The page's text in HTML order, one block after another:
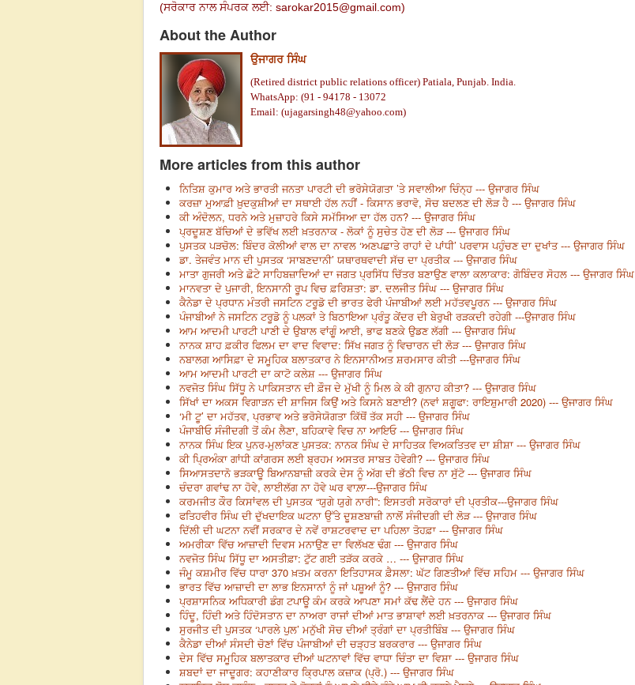
(ਸਰੋਕਾਰ ਨਾਲ ਸੰਪਰਕ ਲਈ: sarokar2015@gmail.com)
About the Author
ਉਜਾਗਰ ਸਿੰਘ
(Retired district public relations officer) Patiala, Punjab. India.
WhatsApp: (91 - 94178 - 13072
Email: (ujagarsingh48@yahoo.com)
More articles from this author
ਨਿਤਿਸ਼ ਕੁਮਾਰ ਅਤੇ ਭਾਰਤੀ ਜਨਤਾ ਪਾਰਟੀ ਦੀ ਭਰੋਸੇਯੋਗਤਾ ’ਤੇ ਸਵਾਲੀਆ ਚਿੰਨ੍ਹ --- ਉਜਾਗਰ ਸਿੰਘ
ਕਰਜ਼ਾ ਮੁਆਫ਼ੀ ਖ਼ੁਦਕੁਸ਼ੀਆਂ ਦਾ ਸਥਾਈ ਹੱਲ ਨਹੀਂ - ਕਿਸਾਨ ਭਰਾਵੋ, ਸੋਚ ਬਦਲਣ ਦੀ ਲੋੜ ਹੈ --- ਉਜਾਗਰ ਸਿੰਘ
ਕੀ ਅੰਦੋਲਨ, ਧਰਨੇ ਅਤੇ ਮੁਜ਼ਾਹਰੇ ਕਿਸੇ ਸਮੱਸਿਆ ਦਾ ਹੱਲ ਹਨ? --- ਉਜਾਗਰ ਸਿੰਘ
ਪ੍ਰਦੂਸ਼ਣ ਬੱਚਿਆਂ ਦੇ ਭਵਿੱਖ ਲਈ ਖ਼ਤਰਨਾਕ - ਲੋਕਾਂ ਨੂੰ ਸੁਚੇਤ ਹੋਣ ਦੀ ਲੋੜ --- ਉਜਾਗਰ ਸਿੰਘ
ਪੁਸਤਕ ਪੜਚੋਲ: ਬਿੰਦਰ ਕੋਲੀਆਂ ਵਾਲ ਦਾ ਨਾਵਲ ‘ਅਣਪਛਾਤੇ ਰਾਹਾਂ ਦੇ ਪਾਂਧੀ’ ਪਰਵਾਸ ਪਹੁੰਚਣ ਦਾ ਦੁਖਾਂਤ --- ਉਜਾਗਰ ਸਿੰਘ
ਡਾ. ਤੇਜਵੰਤ ਮਾਨ ਦੀ ਪੁਸਤਕ ‘ਸਾਬਣਦਾਨੀ’ ਯਥਾਰਥਵਾਦੀ ਸੱਚ ਦਾ ਪ੍ਰਤੀਕ --- ਉਜਾਗਰ ਸਿੰਘ
ਮਾਤਾ ਗੁਜਰੀ ਅਤੇ ਛੋਟੇ ਸਾਹਿਬਜ਼ਾਦਿਆਂ ਦਾ ਜਗਤ ਪ੍ਰਸਿੱਧ ਚਿੱਤਰ ਬਣਾਉਣ ਵਾਲਾ ਕਲਾਕਾਰ: ਗੋਬਿੰਦਰ ਸੋਹਲ --- ਉਜਾਗਰ ਸਿੰਘ
ਮਾਨਵਤਾ ਦੇ ਪੁਜਾਰੀ, ਇਨਸਾਨੀ ਰੂਪ ਵਿਚ ਫ਼ਰਿਸ਼ਤਾ: ਡਾ. ਦਲਜੀਤ ਸਿੰਘ --- ਉਜਾਗਰ ਸਿੰਘ
ਕੈਨੇਡਾ ਦੇ ਪ੍ਰਧਾਨ ਮੰਤਰੀ ਜਸਟਿਨ ਟਰੂਡੋ ਦੀ ਭਾਰਤ ਫੇਰੀ ਪੰਜਾਬੀਆਂ ਲਈ ਮਹੱਤਵਪੂਰਨ --- ਉਜਾਗਰ ਸਿੰਘ
ਪੰਜਾਬੀਆਂ ਨੇ ਜਸਟਿਨ ਟਰੂਡੋ ਨੂੰ ਪਲਕਾਂ ਤੇ ਬਿਠਾਇਆ ਪ੍ਰੰਤੂ ਕੇਂਦਰ ਦੀ ਬੇਰੁਖੀ ਰੜਕਦੀ ਰਹੇਗੀ ---ਉਜਾਗਰ ਸਿੰਘ
ਆਮ ਆਦਮੀ ਪਾਰਟੀ ਪਾਣੀ ਦੇ ਉਬਾਲ ਵਾਂਗੂੰ ਆਈ, ਭਾਫ ਬਣਕੇ ਉਡਣ ਲੱਗੀ --- ਉਜਾਗਰ ਸਿੰਘ
ਨਾਨਕ ਸ਼ਾਹ ਫ਼ਕੀਰ ਫਿਲਮ ਦਾ ਵਾਦ ਵਿਵਾਦ: ਸਿੱਖ ਜਗਤ ਨੂੰ ਵਿਚਾਰਨ ਦੀ ਲੋੜ --- ਉਜਾਗਰ ਸਿੰਘ
ਨਬਾਲਗ ਆਸਿਫ਼ਾ ਦੇ ਸਮੂਹਿਕ ਬਲਾਤਕਾਰ ਨੇ ਇਨਸਾਨੀਅਤ ਸ਼ਰਮਸਾਰ ਕੀਤੀ ---ਉਜਾਗਰ ਸਿੰਘ
ਆਮ ਆਦਮੀ ਪਾਰਟੀ ਦਾ ਕਾਟੋ ਕਲੇਸ਼ --- ਉਜਾਗਰ ਸਿੰਘ
ਨਵਜੋਤ ਸਿੰਘ ਸਿੱਧੂ ਨੇ ਪਾਕਿਸਤਾਨ ਦੀ ਫ਼ੌਜ ਦੇ ਮੁੱਖੀ ਨੂੰ ਮਿਲ ਕੇ ਕੀ ਗੁਨਾਹ ਕੀਤਾ? --- ਉਜਾਗਰ ਸਿੰਘ
ਸਿੱਖਾਂ ਦਾ ਅਕਸ ਵਿਗਾੜਨ ਦੀ ਸ਼ਾਜਿਸ ਕਿਉਂ ਅਤੇ ਕਿਸਨੇ ਬਣਾਈ? (ਨਵਾਂ ਸ਼ਗੂਫਾ: ਰਾਇਸ਼ੁਮਾਰੀ 2020) --- ਉਜਾਗਰ ਸਿੰਘ
‘ਮੀ ਟੂ’ ਦਾ ਮਹੱਤਵ, ਪ੍ਰਭਾਵ ਅਤੇ ਭਰੋਸੇਯੋਗਤਾ ਕਿੱਥੋਂ ਤੱਕ ਸਹੀ --- ਉਜਾਗਰ ਸਿੰਘ
ਪੰਜਾਬੀਓ ਸੰਜੀਦਗੀ ਤੋਂ ਕੰਮ ਲੈਣਾ, ਬਹਿਕਾਵੇ ਵਿਚ ਨਾ ਆਇਓ --- ਉਜਾਗਰ ਸਿੰਘ
ਨਾਨਕ ਸਿੰਘ ਇਕ ਪੁਨਰ-ਮੁਲਾਂਕਣ ਪੁਸਤਕ: ਨਾਨਕ ਸਿੰਘ ਦੇ ਸਾਹਿਤਕ ਵਿਅਕਤਿਤਵ ਦਾ ਸ਼ੀਸ਼ਾ --- ਉਜਾਗਰ ਸਿੰਘ
ਕੀ ਪ੍ਰਿਅੰਕਾ ਗਾਂਧੀ ਕਾਂਗਰਸ ਲਈ ਬ੍ਰਹਮ ਅਸਤਰ ਸਾਬਤ ਹੋਵੇਗੀ? --- ਉਜਾਗਰ ਸਿੰਘ
ਸਿਆਸਤਦਾਨੋ ਭੜਕਾਊ ਬਿਆਨਬਾਜ਼ੀ ਕਰਕੇ ਦੇਸ ਨੂੰ ਅੱਗ ਦੀ ਭੱਠੀ ਵਿਚ ਨਾ ਸੁੱਟੋ --- ਉਜਾਗਰ ਸਿੰਘ
ਚੰਦਰਾ ਗਵਾਂਢ ਨਾ ਹੋਵੇ, ਲਾਈਲੱਗ ਨਾ ਹੋਵੇ ਘਰ ਵਾਲ਼ਾ---ਉਜਾਗਰ ਸਿੰਘ
ਕਰਮਜੀਤ ਕੌਰ ਕਿਸਾਂਵਲ ਦੀ ਪੁਸਤਕ “ਯੁਗੇ ਯੁਗੇ ਨਾਰੀ”: ਇਸਤਰੀ ਸਰੋਕਾਰਾਂ ਦੀ ਪ੍ਰਤੀਕ---ਉਜਾਗਰ ਸਿੰਘ
ਫਤਿਹਵੀਰ ਸਿੰਘ ਦੀ ਦੁੱਖਦਾਇਕ ਘਟਨਾ ਉੱਤੇ ਦੂਸ਼ਣਬਾਜ਼ੀ ਨਾਲੋਂ ਸੰਜੀਦਗੀ ਦੀ ਲੋੜ --- ਉਜਾਗਰ ਸਿੰਘ
ਦਿੱਲੀ ਦੀ ਘਟਨਾ ਨਵੀਂ ਸਰਕਾਰ ਦੇ ਨਵੇਂ ਰਾਸ਼ਟਰਵਾਦ ਦਾ ਪਹਿਲਾ ਤੋਹਫ਼ਾ --- ਉਜਾਗਰ ਸਿੰਘ
ਅਮਰੀਕਾ ਵਿੱਚ ਆਜ਼ਾਦੀ ਦਿਵਸ ਮਨਾਉਣ ਦਾ ਵਿਲੱਖਣ ਢੰਗ --- ਉਜਾਗਰ ਸਿੰਘ
ਨਵਜੋਤ ਸਿੰਘ ਸਿੱਧੂ ਦਾ ਅਸਤੀਫ਼ਾ: ਟੁੱਟ ਗਈ ਤੜੱਕ ਕਰਕੇ … --- ਉਜਾਗਰ ਸਿੰਘ
ਜੰਮੂ ਕਸ਼ਮੀਰ ਵਿੱਚ ਧਾਰਾ 370 ਖ਼ਤਮ ਕਰਨਾ ਇਤਿਹਾਸਕ ਫ਼ੈਸਲਾ: ਘੱਟ ਗਿਣਤੀਆਂ ਵਿੱਚ ਸਹਿਮ --- ਉਜਾਗਰ ਸਿੰਘ
ਭਾਰਤ ਵਿੱਚ ਆਜ਼ਾਦੀ ਦਾ ਲਾਭ ਇਨਸਾਨਾਂ ਨੂੰ ਜਾਂ ਪਸ਼ੂਆਂ ਨੂੰ? --- ਉਜਾਗਰ ਸਿੰਘ
ਪ੍ਰਸ਼ਾਸਨਿਕ ਅਧਿਕਾਰੀ ਡੰਗ ਟਪਾਊ ਕੰਮ ਕਰਕੇ ਆਪਣਾ ਸਮਾਂ ਕੱਢ ਲੈਂਦੇ ਹਨ --- ਉਜਾਗਰ ਸਿੰਘ
ਹਿੰਦੂ, ਹਿੰਦੀ ਅਤੇ ਹਿੰਦੋਸਤਾਨ ਦਾ ਨਾਅਰਾ ਰਾਜਾਂ ਦੀਆਂ ਮਾਤ ਭਾਸ਼ਾਵਾਂ ਲਈ ਖ਼ਤਰਨਾਕ --- ਉਜਾਗਰ ਸਿੰਘ
ਸੁਰਜੀਤ ਦੀ ਪੁਸਤਕ ‘ਪਾਰਲੇ ਪੁਲ’ ਮਨੁੱਖੀ ਸੋਚ ਦੀਆਂ ਤ੍ਰੰਗਾਂ ਦਾ ਪ੍ਰਤੀਬਿੰਬ --- ਉਜਾਗਰ ਸਿੰਘ
ਕੈਨੇਡਾ ਦੀਆਂ ਸੰਸਦੀ ਚੋਣਾਂ ਵਿੱਚ ਪੰਜਾਬੀਆਂ ਦੀ ਚੜ੍ਹਤ ਬਰਕਰਾਰ --- ਉਜਾਗਰ ਸਿੰਘ
ਦੇਸ ਵਿੱਚ ਸਮੂਹਿਕ ਬਲਾਤਕਾਰ ਦੀਆਂ ਘਟਨਾਵਾਂ ਵਿੱਚ ਵਾਧਾ ਚਿੰਤਾ ਦਾ ਵਿਸ਼ਾ --- ਉਜਾਗਰ ਸਿੰਘ
ਸ਼ਬਦਾਂ ਦਾ ਜਾਦੂਗਰ: ਕਹਾਣੀਕਾਰ ਕ੍ਰਿਪਾਲ ਕਜ਼ਾਕ (ਪ੍ਰੋ.) --- ਉਜਾਗਰ ਸਿੰਘ